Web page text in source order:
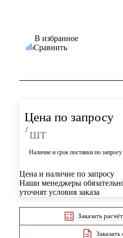
В избранное
Сравнить
Цена по запросу
/ шт
Наличие и срок поставки по запросу
Цена и наличие по запросу
Наши менеджеры
уточнят условия заказа
Заказать
Заказать